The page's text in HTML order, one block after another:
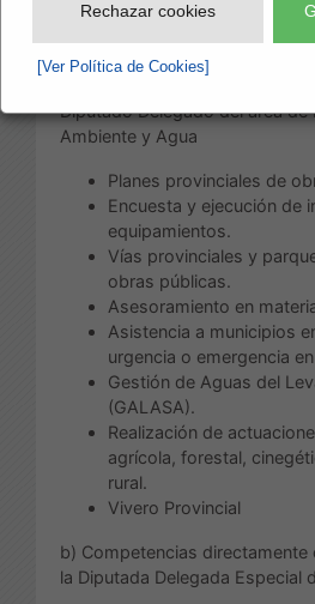
Rechazar cookies
[Ver Política de Cookies]
Las competencias de esta
conforme a su estructura, son:
a) Competencias
Diputado Delegado del área
Ambiente y Agua
Planes provinciales de
Encuesta y ejecución de
equipamientos.
Vías provinciales y
obras públicas.
Asesoramiento en
Asistencia a municipios
urgencia o emergencia
Gestión de Aguas del
(GALASA).
Realización de
agrícola, forestal,
rural.
Vivero Provincial
b) Competencias directamente
la Diputada Delegada Especial